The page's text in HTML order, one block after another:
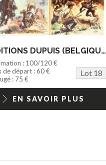
EDITIONS DUPUIS (BELGIQUE) (2)
: 100/120 €
de départ : 60 €
Lot 18
: 75 €
EN SAVOIR PLUS